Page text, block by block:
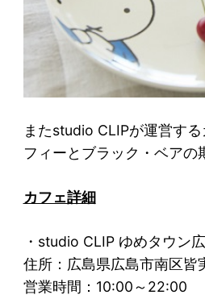
またstudio CLIPが運営す
フィーとブラック・ベアの
カフェ詳細
・studio CLIP ゆめタウ
住所：広島県広島市南区皆
営業時間：10:00～22:00